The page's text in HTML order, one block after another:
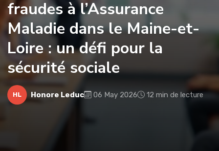
fraudes à l’Assurance
Maladie dans le Maine-et-
Loire : un défi pour la
sécurité sociale
HL Honore Leduc 06 May 2026 12 min de lecture